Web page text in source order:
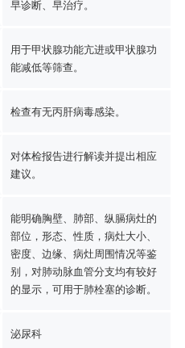
早诊断、早治疗。
用于甲状腺功能亢进或甲状腺功
能减低等筛查。
检查有无丙肝病毒感染。
对体检报告进行解读并提出相应
建议。
能明确胸壁、肺部、纵膈病灶的
部位，形态、性质，病灶大小、
密度、边缘、病灶周围情况等鉴
别，对肺动脉血管分支均有较好
的显示，可用于肺栓塞的诊断。
泌尿科